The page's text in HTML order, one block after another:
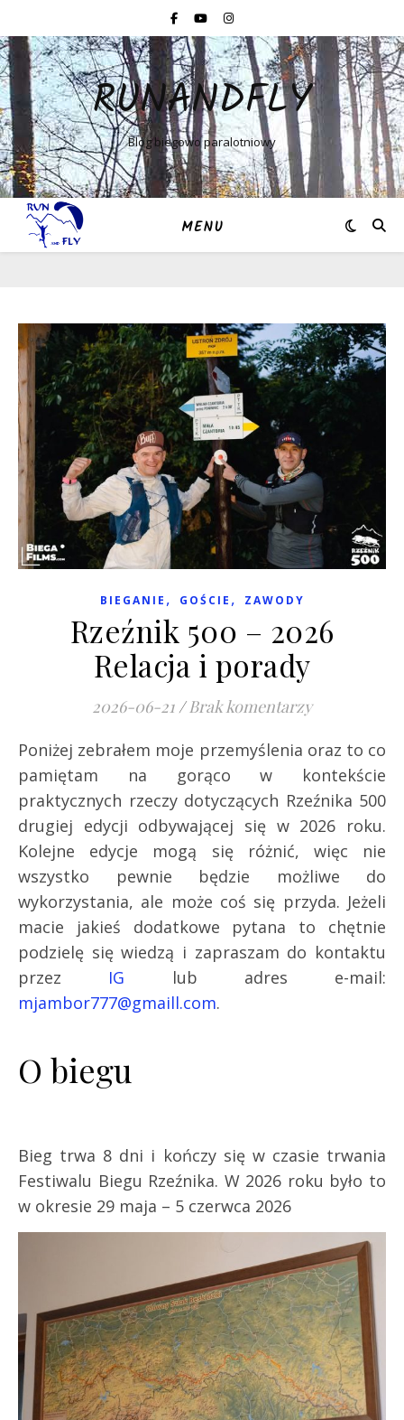
RUNANDFLY
Blog biegowo paralotniowy
MENU
BIEGANIE , GOŚCIE , ZAWODY
Rzeźnik 500 – 2026
Relacja i porady
2026-06-21 / Brak komentarzy
Poniżej zebrałem moje przemyślenia oraz to co
pamiętam na gorąco w kontekście
praktycznych rzeczy dotyczących Rzeźnika 500
drugiej edycji odbywającej się w 2026 roku.
Kolejne edycje mogą się różnić, więc nie
wszystko pewnie będzie możliwe do
wykorzystania, ale może coś się przyda. Jeżeli
macie jakieś dodatkowe pytana to chętnie
podzielę się wiedzą i zapraszam do kontaktu
przez IG lub adres e-mail:
mjambor777@gmaill.com.
O biegu
Bieg trwa 8 dni i kończy się w czasie trwania
Festiwalu Biegu Rzeźnika. W 2026 roku było to
w okresie 29 maja – 5 czerwca 2026